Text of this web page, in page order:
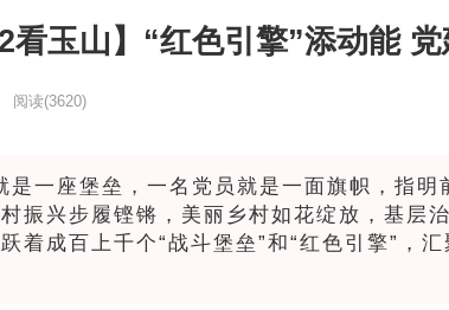
看玉山】“红色引擎”添动能
阅读(3620)
是一座堡垒，一名党员就是一面旗帜，指明
振兴步履铿锵，美丽乡村如花绽放，基
着成百上千个“战斗堡垒”和“红色引擎”，